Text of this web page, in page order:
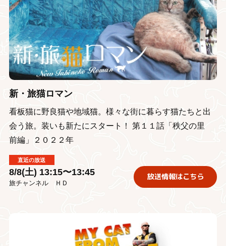
新・旅猫ロマン
看板猫に野良猫や地域猫。様々な街に暮らす猫たちと出
会う旅。装いも新たにスタート！ 第１１話「秩父の里
前編」２０２２年
直近の放送
8/8(土) 13:15〜13:45
旅チャンネル ＨＤ
放送情報はこちら